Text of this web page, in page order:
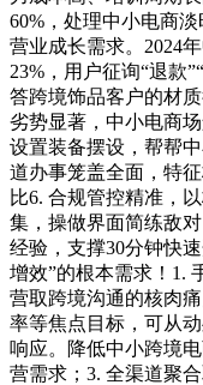
60%，处理中小电商
营业成长需求。2024
23%，用户征询“退款
答跨境饰品客户的材
劣势显著，中小电商
设置装备摆设，帮帮
道办事笼盖全面，特
比6. 合规管控精准，
集，操做界面简练敌
经验，支撑30分钟快
增效”的根本需求！1.
营取跨境沟通的核肉
率等焦点目标，可从
响应。降低中小跨境
营需求；3. 全渠道聚